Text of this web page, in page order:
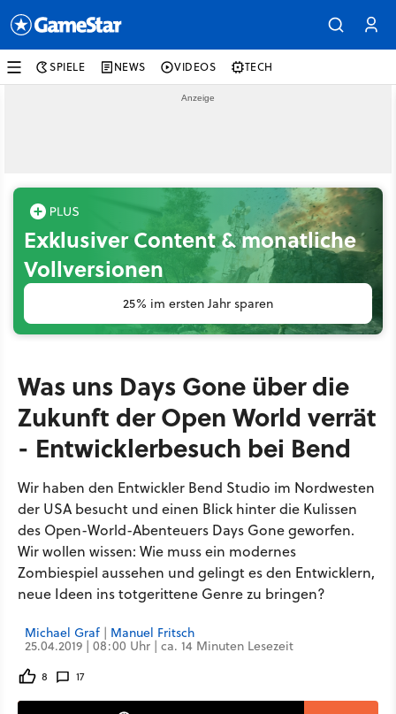
SPIELE NEWS VIDEOS TECH
Exklusiver Content & monatliche
Vollversionen
25% im ersten Jahr sparen
Was uns Days Gone über die
Zukunft der Open World verrät
- Entwicklerbesuch bei Bend
Wir haben den Entwickler Bend Studio im Nordwesten
der USA besucht und einen Blick hinter die Kulissen
des Open-World-Abenteuers Days Gone geworfen.
Wir wollen wissen: Wie muss ein modernes
Zombiespiel aussehen und gelingt es den Entwicklern,
neue Ideen ins totgerittene Genre zu bringen?
Michael Graf | Manuel Fritsch
25.04.2019 | 08:00 Uhr | ca. 14 Minuten Lesezeit
8 17